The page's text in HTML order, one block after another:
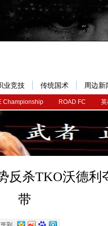
Championship ROAD FC
业竞技 传统国术 周边新
反杀TKO沃德利
带